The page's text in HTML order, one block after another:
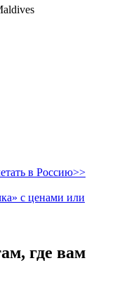
в Россию>>
с ценами или
где вам